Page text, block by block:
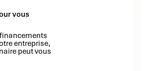
vous
entreprise,
peut vous